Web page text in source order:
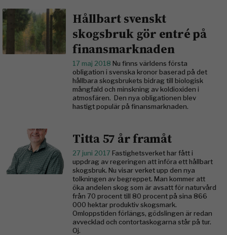
Hållbart svenskt
skogsbruk gör entré på
finansmarknaden
17 maj 2018 Nu finns världens första
obligation i svenska kronor baserad på det
hållbara skogsbrukets bidrag till biologisk
mångfald och minskning av koldioxiden i
atmosfären. Den nya obligationen blev
hastigt populär på finansmarknaden.
Titta 57 år framåt
27 juni 2017 Fastighetsverket har fått i
uppdrag av regeringen att införa ett hållbart
skogsbruk. Nu visar verket upp den nya
tolkningen av begreppet. Man kommer att
öka an­delen skog som är avsatt för naturvård
från 70 procent till 80 procent på sina 866
000 hektar produktiv skogsmark.
Omloppstiden förlängs, gödslingen är redan
avvecklad och contortaskogarna står på tur.
Oj.